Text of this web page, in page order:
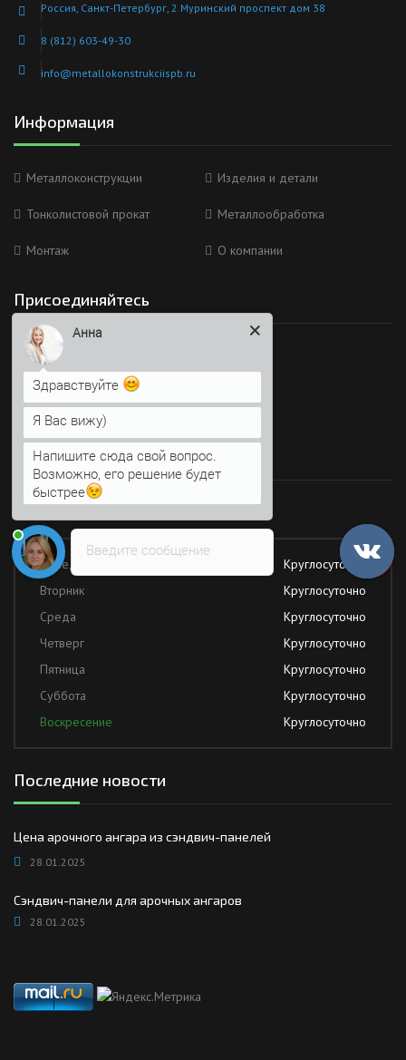
Россия, Санкт-Петербург, 2 Муринский проспект дом 38
8 (812) 603-49-30
info@metallokonstrukciispb.ru
Информация
Металлоконструкции Изделия и детали
Тонколистовой прокат Металлообработка
Монтаж О компании
Присоединяйтесь
Мы в социальных сетях
Время работы
Понедельник
Круглосуточно
Вторник
Круглосуточно
Среда
Круглосуточно
Четверг
Круглосуточно
Пятница
Круглосуточно
Суббота
Круглосуточно
Воскресение
Круглосуточно
Последние новости
Цена арочного ангара из сэндвич-панелей
28.01.2025
Сэндвич-панели для арочных ангаров
28.01.2025
Введите сообщение
Анна
Здравствуйте
Я Вас вижу)
Напишите сюда свой вопрос.
Возможно, его решение будет
быстрее